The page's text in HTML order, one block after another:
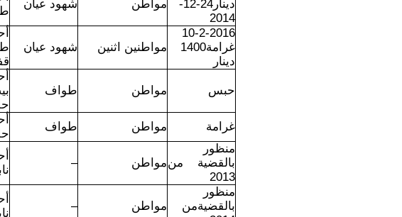
دينار24-12-
2014
مواطن شهود عيان
10-2-2016
غرامة1400
دينار
مواطنين اثنين شهود عيان
حبس مواطن طواف
غرامة مواطن طواف
منظور
بالقضية من
2013
مواطن –
منظور
بالقضيةمن
مواطن –